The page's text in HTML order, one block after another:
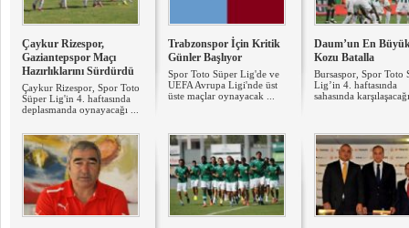
Çaykur Rizespor,
Gaziantepspor Maçı
Hazırlıklarını Sürdürdü
Çaykur Rizespor, Spor Toto
Süper Lig'in 4. haftasında
deplasmanda oynayacağı ...
Trabzonspor İçin Kritik
Günler Başlıyor
Spor Toto Süper Lig'de ve
UEFA Avrupa Ligi'nde üst
üste maçlar oynayacak ...
Daum’un En
Kozu Batalla
Bursaspor, Spor Toto
Lig’in 4. haftasında
sahasında